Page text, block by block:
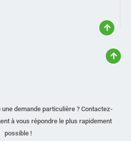
demande particulière ? Contactez-
à vous répondre le plus rapidement
possible !